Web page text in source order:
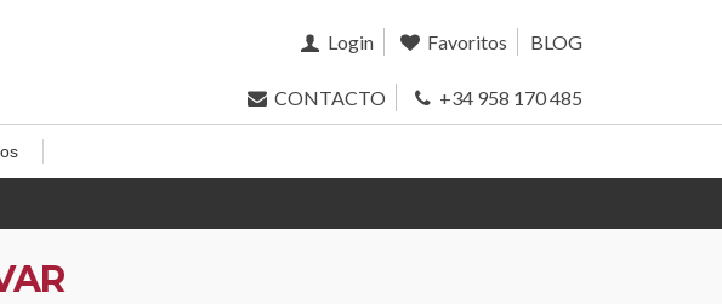
Login Favoritos BLOG
CONTACTO +34 958 170 485